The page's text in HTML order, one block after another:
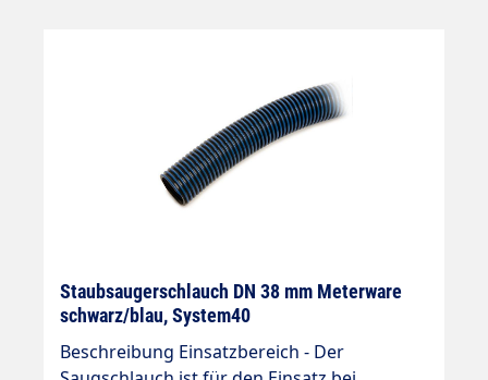
Staubsaugerschlauch DN 38 mm Meterware
schwarz/blau, System40
Beschreibung Einsatzbereich - Der